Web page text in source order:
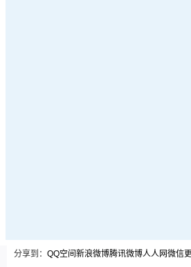
分享到： QQ空间 新浪微博腾讯微博人人网微信